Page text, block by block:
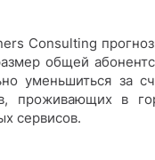
Consulting
общей
уменьшиться за
проживающих в
сервисов.